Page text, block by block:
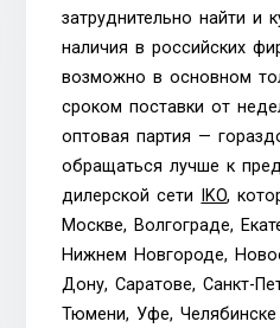
затруднительно найти и
наличия в российских
возможно в основном
сроком поставки от
оптовая партия —
обращаться лучше к
дилерской сети
IKO,
Москве, Волгограде,
Нижнем Новгороде,
Дону, Саратове, Санкт-
Тюмени, Уфе,